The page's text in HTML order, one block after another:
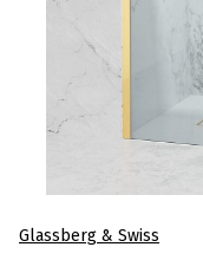
Glassberg & Swiss